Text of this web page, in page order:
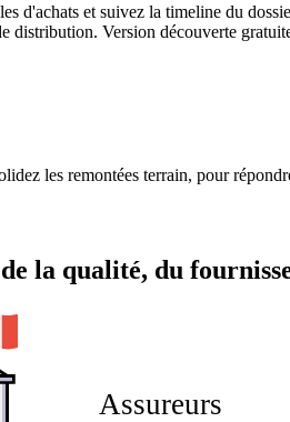
d'achats et suivez la timeline du
Version découverte
les remontées terrain, pour
la qualité, du